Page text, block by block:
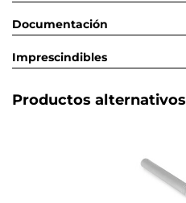
Documentación
Imprescindibles
Productos alternativos